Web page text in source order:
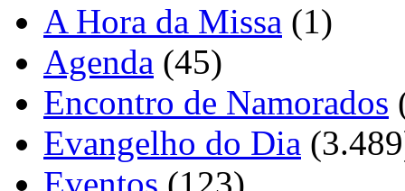
A Hora da Missa (1)
Agenda (45)
Encontro de Namorados
Evangelho do Dia